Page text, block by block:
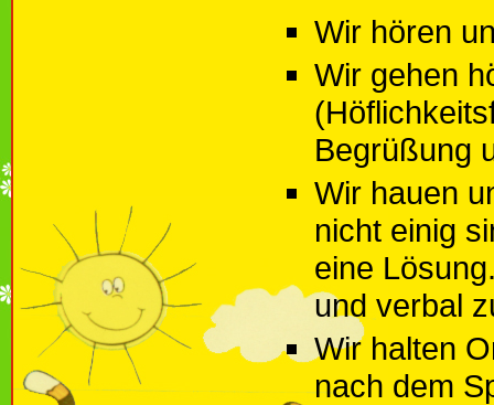
Wir hören
Wir gehen
Begrüßung
Wir hauen
nicht einig
eine
und verbal
Wir halten
nach dem